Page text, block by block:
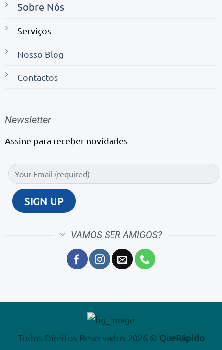
Sobre Nós
Serviços
Nosso Blog
Contactos
Newsletter
Assine para receber novidades
VAMOS SER AMIGOS?
Todos Direitos Reservados 2026 © QueRápido